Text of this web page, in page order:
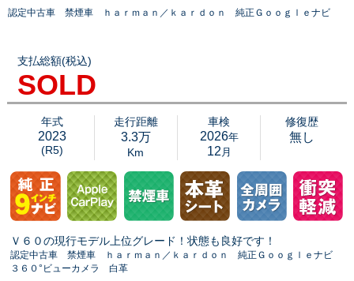
認定中古車 禁煙車 ｈａｒｍａｎ／ｋａｒｄｏｎ 純正Ｇｏｏｇｌｅナビ
支払総額(税込)
SOLD
年式
2023
(R5)
走行距離
3.3万
Km
車検
2026年
12月
修復歴
無し
Ｖ６０の現行モデル上位グレード！状態も良好です！
認定中古車 禁煙車 ｈａｒｍａｎ／ｋａｒｄｏｎ 純正Ｇｏｏｇｌｅナビ
３６０°ビューカメラ 白革